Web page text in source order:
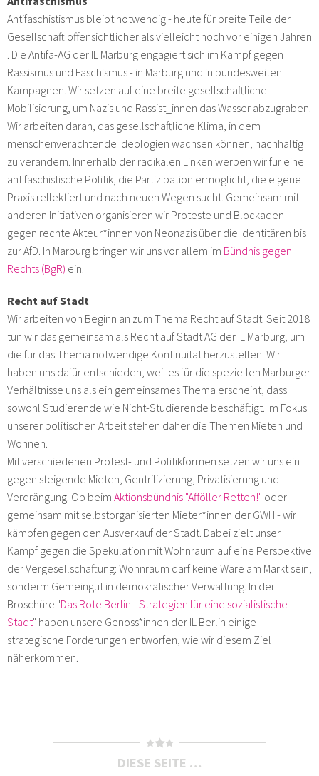
Antifaschistismus bleibt notwendig - heute für breite Teile der
Gesellschaft offensichtlicher als vielleicht noch vor einigen Jahren
. Die Antifa-AG der IL Marburg engagiert sich im Kampf gegen
Rassismus und Faschismus - in Marburg und in bundesweiten
Kampagnen. Wir setzen auf eine breite gesellschaftliche
Mobilisierung, um Nazis und Rassist_innen das Wasser abzugraben.
Wir arbeiten daran, das gesellschaftliche Klima, in dem
menschenverachtende Ideologien wachsen können, nachhaltig
zu verändern. Innerhalb der radikalen Linken werben wir für eine
antifaschistische Politik, die Partizipation ermöglicht, die eigene
Praxis reflektiert und nach neuen Wegen sucht. Gemeinsam mit
anderen Initiativen organisieren wir Proteste und Blockaden
gegen rechte Akteur*innen von Neonazis über die Identitären bis
zur AfD. In Marburg bringen wir uns vor allem im Bündnis gegen
Rechts (BgR) ein.
Recht auf Stadt
Wir arbeiten von Beginn an zum Thema Recht auf Stadt. Seit 2018
tun wir das gemeinsam als Recht auf Stadt AG der IL Marburg, um
die für das Thema notwendige Kontinuität herzustellen. Wir
haben uns dafür entschieden, weil es für die speziellen Marburger
Verhältnisse uns als ein gemeinsames Thema erscheint, dass
sowohl Studierende wie Nicht-Studierende beschäftigt. Im Fokus
unserer politischen Arbeit stehen daher die Themen Mieten und
Wohnen.
Mit verschiedenen Protest- und Politikformen setzen wir uns ein
gegen steigende Mieten, Gentrifizierung, Privatisierung und
Verdrängung. Ob beim Aktionsbündnis "Afföller Retten!" oder
gemeinsam mit selbstorganisierten Mieter*innen der GWH - wir
kämpfen gegen den Ausverkauf der Stadt. Dabei zielt unser
Kampf gegen die Spekulation mit Wohnraum auf eine Perspektive
der Vergesellschaftung: Wohnraum darf keine Ware am Markt sein,
sonderm Gemeingut in demokratischer Verwaltung. In der
Broschüre "Das Rote Berlin - Strategien für eine sozialistische
Stadt" haben unsere Genoss*innen der IL Berlin einige
strategische Forderungen entworfen, wie wir diesem Ziel
näherkommen.
DIESE SEITE …